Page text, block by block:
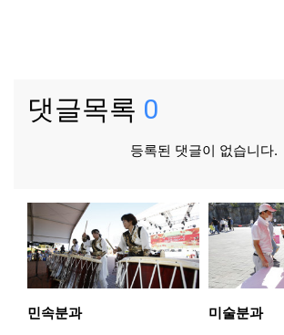
댓글목록 0
등록된 댓글이 없습니다.
민속분과 미술분과